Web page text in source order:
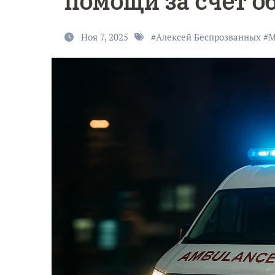
Ноя 7, 2025 #Алексей Беспрозванных #
9 Мая —
Победы!